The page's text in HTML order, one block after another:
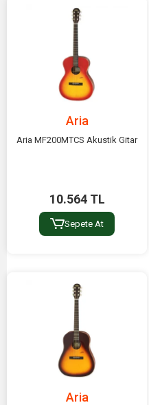
Aria
Aria MF200MTCS Akustik Gitar
10.564 TL
Sepete At
Aria